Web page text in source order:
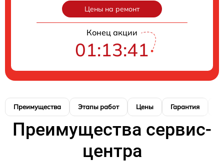
Цены на ремонт
Конец акции
01:13:40
Преимущества Этапы работ Цены Гарантия
Преимущества сервис-
центра